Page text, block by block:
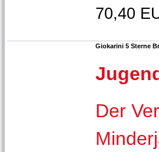
70,40
Giokarini 5 Sterne
Der